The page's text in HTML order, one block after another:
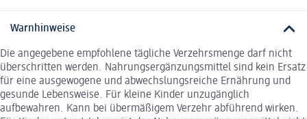
Warnhinweise
Die angegebene empfohlene tägliche Verzehrsmenge darf nicht
überschritten werden. Nahrungsergänzungsmittel sind kein Ersatz
für eine ausgewogene und abwechslungsreiche Ernährung und
gesunde Lebensweise. Für kleine Kinder unzugänglich
aufbewahren. Kann bei übermäßigem Verzehr abführend wirken.